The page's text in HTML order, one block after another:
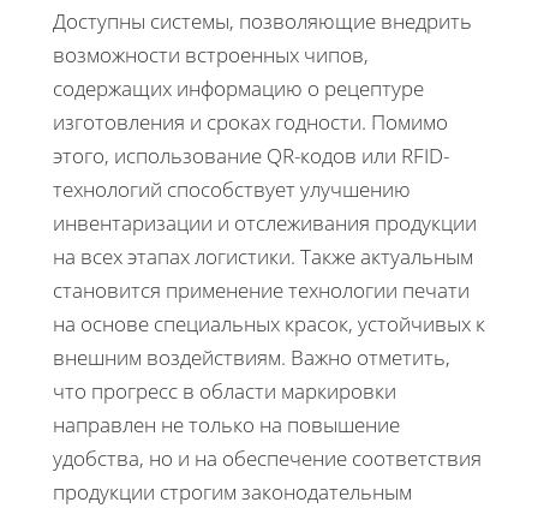
Доступны системы, позволяющие внедрить
возможности встроенных чипов,
содержащих информацию о рецептуре
изготовления и сроках годности. Помимо
этого, использование QR-кодов или RFID-
технологий способствует улучшению
инвентаризации и отслеживания продукции
на всех этапах логистики. Также актуальным
становится применение технологии печати
на основе специальных красок, устойчивых к
внешним воздействиям. Важно отметить,
что прогресс в области маркировки
направлен не только на повышение
удобства, но и на обеспечение соответствия
продукции строгим законодательным